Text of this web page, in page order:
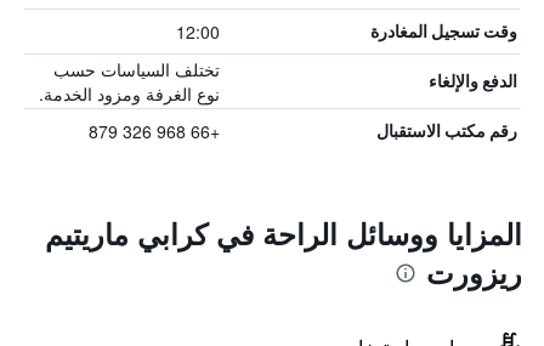
وقت تسجيل المغادرة 12:00
الدفع والإلغاء
تختلف السياسات حسب
نوع الغرفة ومزود الخدمة.
رقم مكتب الاستقبال +66 968 326 879
المزايا ووسائل الراحة في كرابي ماريتيم
ريزورت